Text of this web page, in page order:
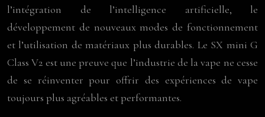
l’intégration de l’intelligence artificielle, le
développement de nouveaux modes de fonctionnement
et l’utilisation de matériaux plus durables. Le SX mini G
Class V2 est une preuve que l’industrie de la vape ne cesse
de se réinventer pour offrir des expériences de vape
toujours plus agréables et performantes.